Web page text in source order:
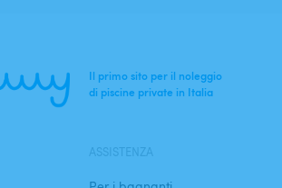
Il primo sito per il noleggio
di piscine private in Italia